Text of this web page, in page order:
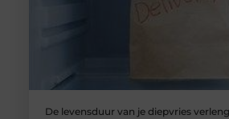
De levensduur van je diepvries